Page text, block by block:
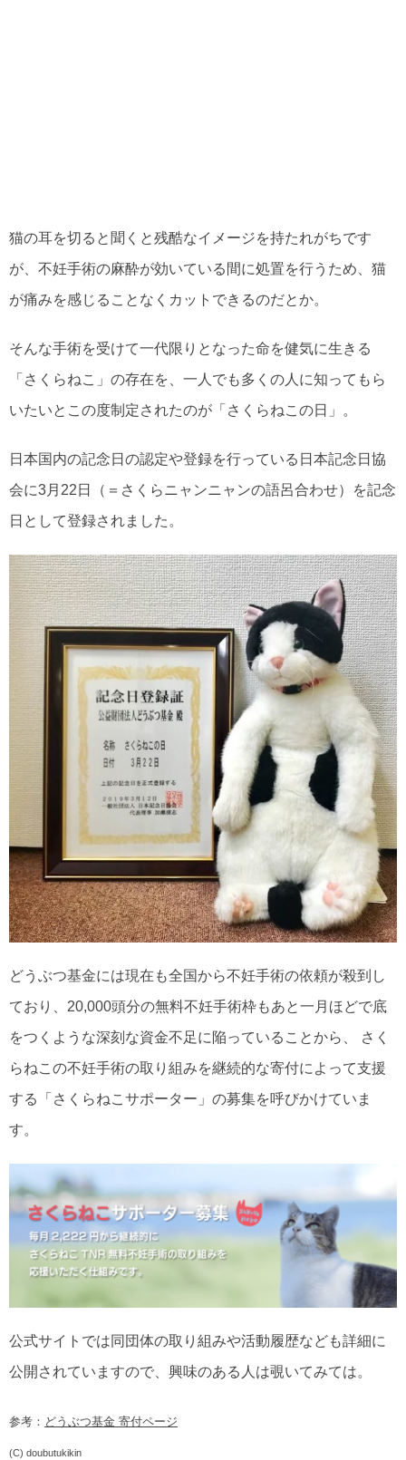
猫の耳を切ると聞くと残酷なイメージを持たれがちです
が、不妊手術の麻酔が効いている間に処置を行うため、猫
が痛みを感じることなくカットできるのだとか。
そんな手術を受けて一代限りとなった命を健気に生きる
「さくらねこ」の存在を、一人でも多くの人に知ってもら
いたいとこの度制定されたのが「さくらねこの日」。
日本国内の記念日の認定や登録を行っている日本記念日協
会に3月22日（＝さくらニャンニャンの語呂合わせ）を記念
日として登録されました。
どうぶつ基金には現在も全国から不妊手術の依頼が殺到し
ており、20,000頭分の無料不妊手術枠もあと一月ほどで底
をつくような深刻な資金不足に陥っていることから、 さく
らねこの不妊手術の取り組みを継続的な寄付によって支援
する「さくらねこサポーター」の募集を呼びかけていま
す。
公式サイトでは同団体の取り組みや活動履歴なども詳細に
公開されていますので、興味のある人は覗いてみては。
参考： どうぶつ基金 寄付ページ
(C) doubutukikin